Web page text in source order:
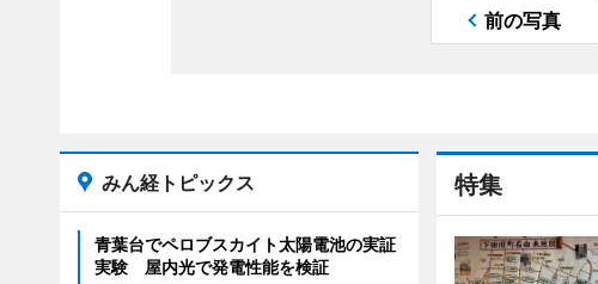
前の写真
特集
みん経トピックス
青葉台でペロブスカイト太陽電池の実証
実験 屋内光で発電性能を検証